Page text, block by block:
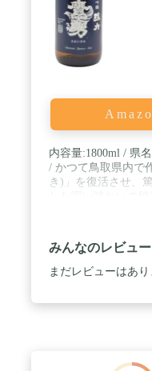
内容量:1800ml / 県
/ かつて鳥取県内で
き)」を復活させ、
みんなのレビュー
まだレビューはあり